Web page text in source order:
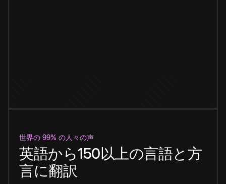
世界の 99% の人々の声
英語から150以上の言語と方
言に翻訳